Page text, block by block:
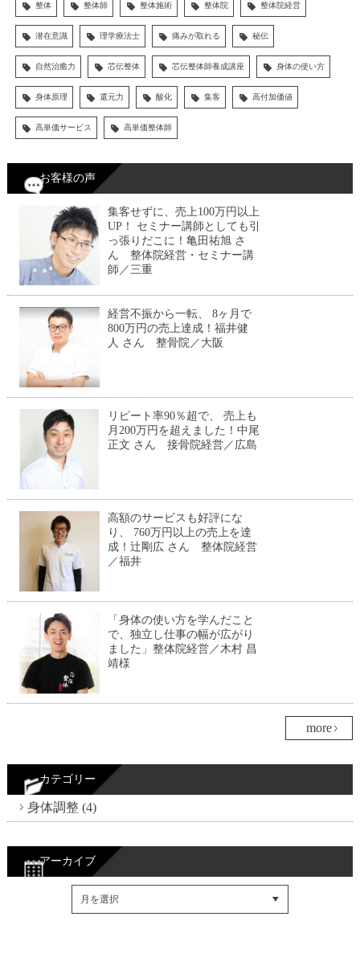
整体 整体師 整体施術 整体院 整体院経営
潜在意識 理学療法士 痛みが取れる 秘伝
自然治癒力 芯伝整体 芯伝整体師養成講座 身体の使い方
身体原理 還元力 酸化 集客 高付加価値
高単価サービス 高単価整体師
お客様の声
集客せずに、売上100万円以上
UP！ セミナー講師としても引
っ張りだこに！亀田祐旭 さ
ん 整体院経営・セミナー講
師／三重
経営不振から一転、 8ヶ月で
800万円の売上達成！福井健
人 さん 整骨院／大阪
リピート率90％超で、 売上も
月200万円を超えました！中尾
正文 さん 接骨院経営／広島
高額のサービスも好評にな
り、 760万円以上の売上を達
成！辻剛広 さん 整体院経営
／福井
「身体の使い方を学んだこと
で、独立し仕事の幅が広がり
ました」整体院経営／木村 昌
靖様
more
カテゴリー
身体調整 (4)
アーカイブ